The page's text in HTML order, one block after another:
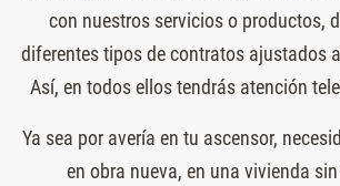
con nuestros servicios o productos,
diferentes tipos de contratos ajustados
Así, en todos ellos tendrás atención
Ya sea por avería en tu ascensor,
en obra nueva, en una vivienda